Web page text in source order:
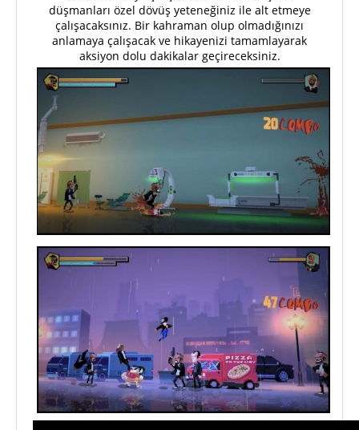
düşmanları özel dövüş yeteneğiniz ile alt etmeye
çalışacaksınız. Bir kahraman olup olmadığınızı
anlamaya çalışacak ve hikayenizi tamamlayarak
aksiyon dolu dakikalar geçireceksiniz.